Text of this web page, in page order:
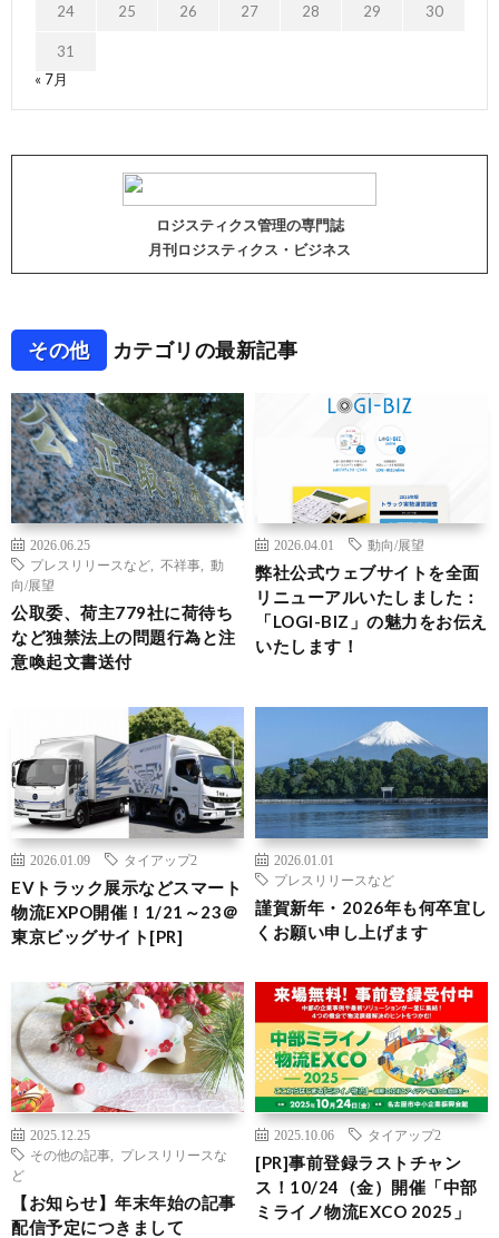
24 25 26 27 28 29 30
31
« 7月
ロジスティクス管理の専門誌
月刊ロジスティクス・ビジネス
その他 カテゴリの最新記事
2026.06.25
プレスリリースなど
不祥事
動
向/展望
公取委、荷主779社に荷待ち
など独禁法上の問題行為と注
意喚起文書送付
2026.04.01 動向/展望
弊社公式ウェブサイトを全面
リニューアルいたしました：
「LOGI-BIZ」の魅力をお伝え
いたします！
2026.01.09 タイアップ2
EVトラック展示などスマート
物流EXPO開催！1/21～23＠
東京ビッグサイト[PR]
2026.01.01
プレスリリースなど
謹賀新年・2026年も何卒宜し
くお願い申し上げます
2025.12.25
その他の記事
プレスリリースな
ど
【お知らせ】年末年始の記事
配信予定につきまして
2025.10.06 タイアップ2
[PR]事前登録ラストチャン
ス！10/24（金）開催「中部
ミライノ物流EXCO 2025」